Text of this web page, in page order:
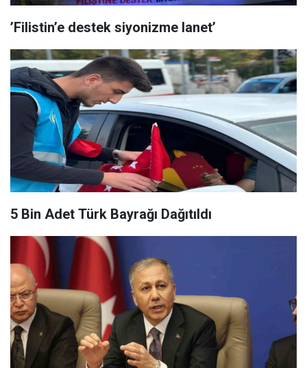
’Filistin’e destek siyonizme lanet’
5 Bin Adet Türk Bayrağı Dağıtıldı